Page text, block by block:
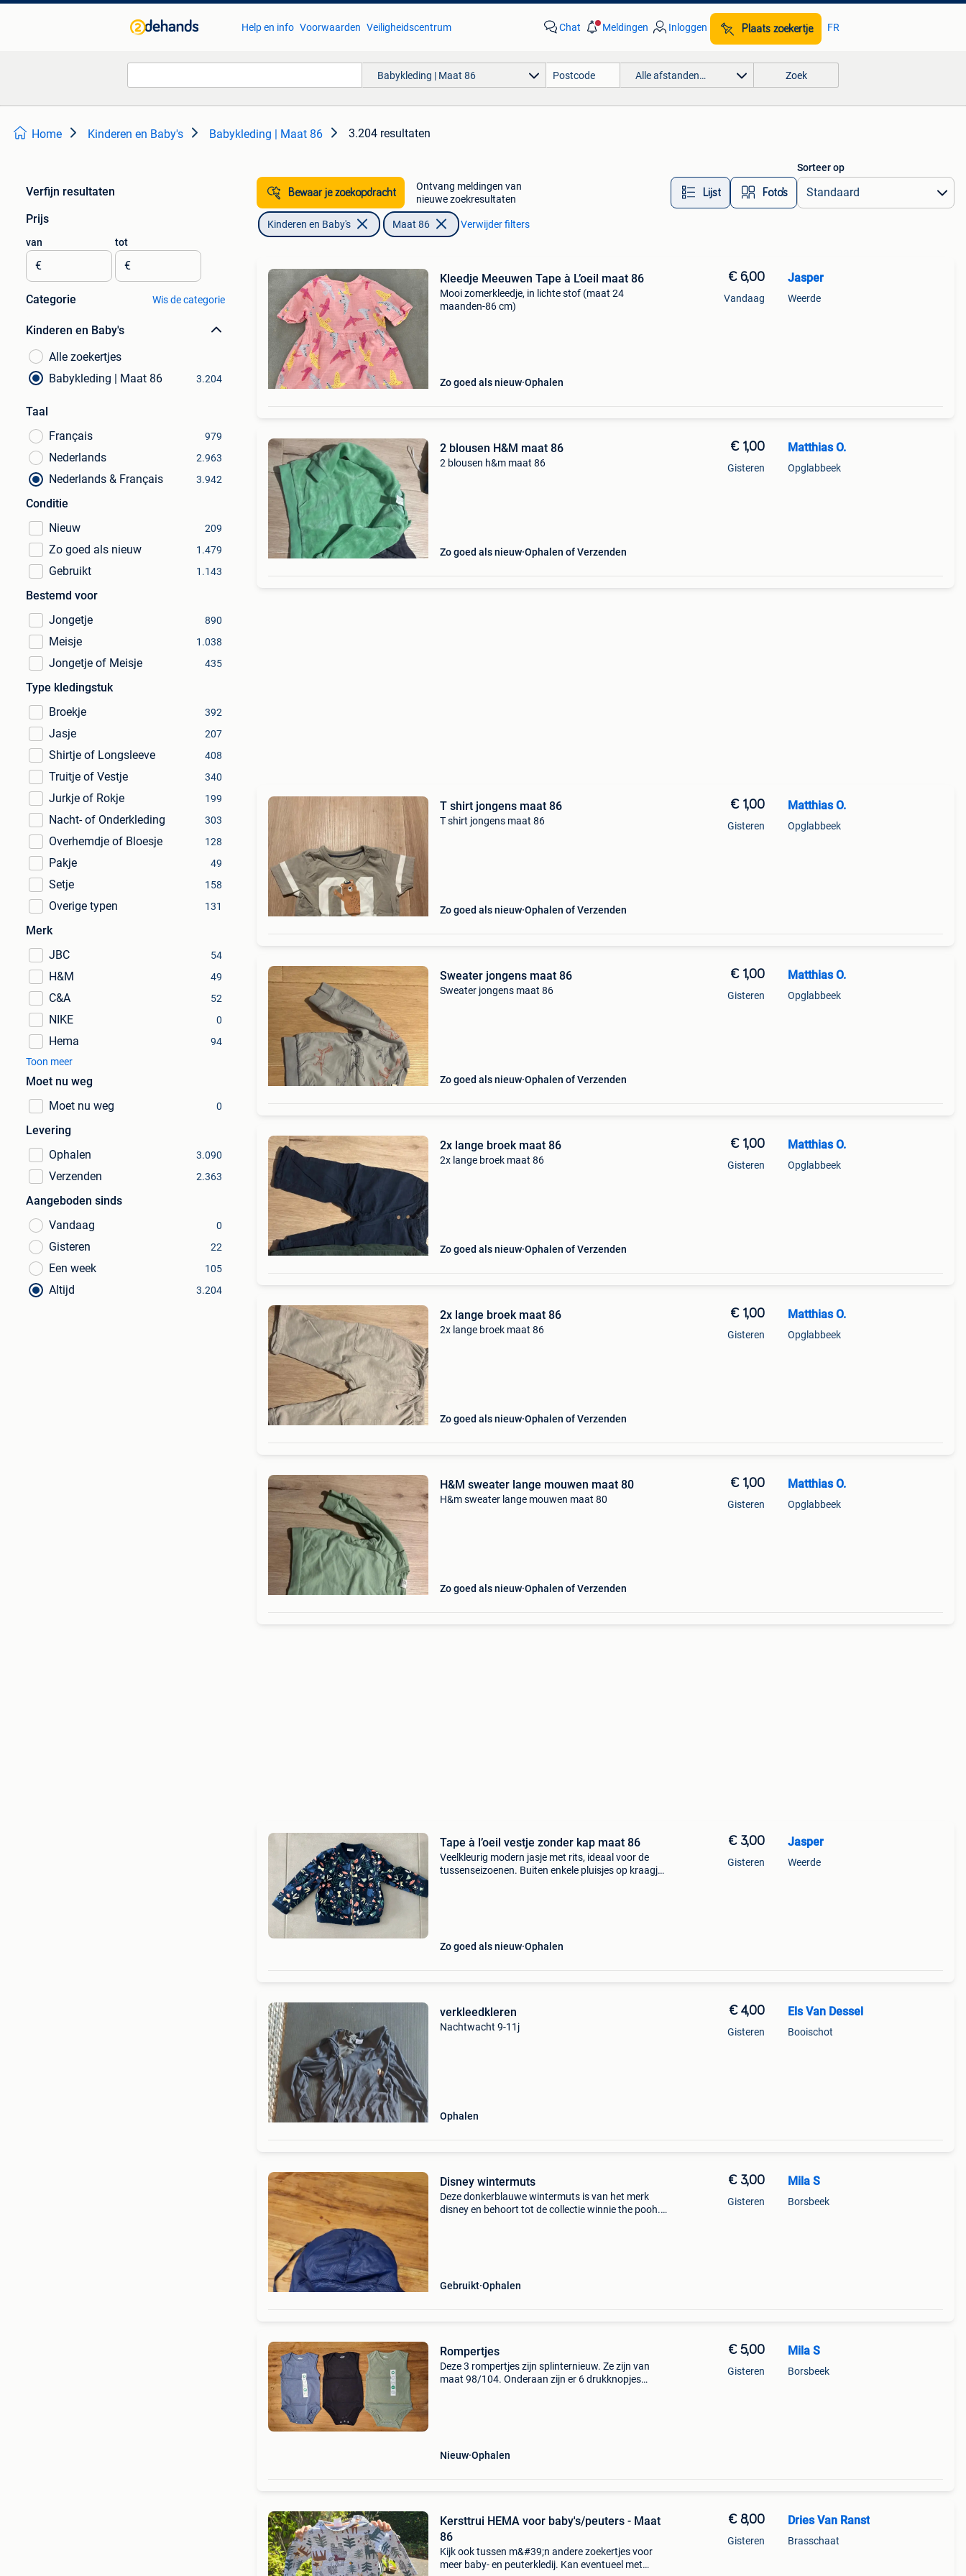
Help en info Voorwaarden Veiligheidscentrum Chat Meldingen Inloggen Plaats zoekertje FR
Babykleding | Maat 86 Alle afstanden… Zoek
Home Kinderen en Baby's Babykleding | Maat 86 3.204 resultaten
Verfijn resultaten
Prijs
van
€
tot
€
Categorie Wis de categorie
Kinderen en Baby's
Alle zoekertjes
Babykleding | Maat 86
3.204
Taal
Français
979
Nederlands 2.963
Nederlands & Français 3.942
Conditie
Nieuw
209
Zo goed als nieuw 1.479
Gebruikt 1.143
Bestemd voor
Jongetje
890
Meisje 1.038
Jongetje of Meisje 435
Type kledingstuk
Broekje
392
Jasje 207
Shirtje of Longsleeve 408
Truitje of Vestje 340
Jurkje of Rokje 199
Nacht- of Onderkleding 303
Overhemdje of Bloesje 128
Pakje 49
Setje 158
Overige typen 131
Merk
JBC
54
H&M 49
C&A 52
NIKE 0
Hema
94
Toon meer
Moet nu weg
Moet nu weg
0
Levering
Ophalen
3.090
Verzenden 2.363
Aangeboden sinds
Vandaag
0
Gisteren 22
Een week 105
Altijd 3.204
Bewaar je zoekopdracht
Ontvang meldingen van
nieuwe zoekresultaten
Lijst Foto’s
Sorteer op
Kinderen en Baby's Maat 86 Verwijder filters
Kleedje Meeuwen Tape à L’oeil maat 86
Mooi zomerkleedje, in lichte stof (maat 24
maanden-86 cm)
Zo goed als nieuw Ophalen
€ 6,00
Vandaag
Jasper
Weerde
2 blousen H&M maat 86
2 blousen h&m maat 86
Zo goed als nieuw Ophalen of Verzenden
€ 1,00
Gisteren
Matthias O.
Opglabbeek
T shirt jongens maat 86
T shirt jongens maat 86
Zo goed als nieuw Ophalen of Verzenden
€ 1,00
Gisteren
Matthias O.
Opglabbeek
Sweater jongens maat 86
Sweater jongens maat 86
Zo goed als nieuw Ophalen of Verzenden
€ 1,00
Gisteren
Matthias O.
Opglabbeek
2x lange broek maat 86
2x lange broek maat 86
Zo goed als nieuw Ophalen of Verzenden
€ 1,00
Gisteren
Matthias O.
Opglabbeek
2x lange broek maat 86
2x lange broek maat 86
Zo goed als nieuw Ophalen of Verzenden
€ 1,00
Gisteren
Matthias O.
Opglabbeek
H&M sweater lange mouwen maat 80
H&m sweater lange mouwen maat 80
Zo goed als nieuw Ophalen of Verzenden
€ 1,00
Gisteren
Matthias O.
Opglabbeek
Tape à l’oeil vestje zonder kap maat 86
Veelkleurig modern jasje met rits, ideaal voor de
tussenseizoenen. Buiten enkele pluisjes op kraagje,
Zo goed als nieuw Ophalen
€ 3,00
Gisteren
Jasper
Weerde
verkleedkleren
Nachtwacht 9-11j
Ophalen
€ 4,00
Gisteren
Els Van Dessel
Booischot
Disney wintermuts
Deze donkerblauwe wintermuts is van het merk
disney en behoort tot de collectie winnie the pooh.
Gebruikt Ophalen
€ 3,00
Gisteren
Mila S
Borsbeek
Rompertjes
Deze 3 rompertjes zijn splinternieuw. Ze zijn van
maat 98/104. Onderaan zijn er 6 drukknopjes
Nieuw Ophalen
€ 5,00
Gisteren
Mila S
Borsbeek
Kersttrui HEMA voor baby's/peuters - Maat
86
Kijk ook tussen m&#39;n andere zoekertjes voor
meer baby- en peuterkledij. Kan eventueel met
€ 8,00
Gisteren
Dries Van Ranst
Brasschaat